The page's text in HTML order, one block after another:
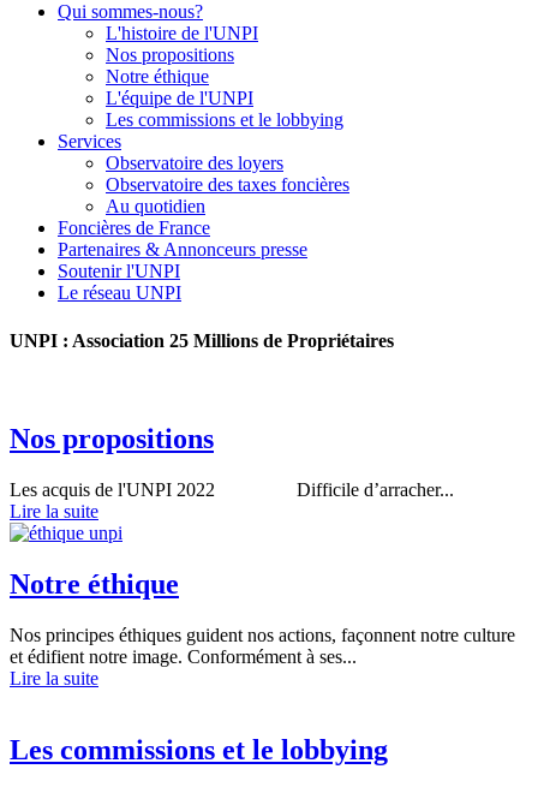
Qui sommes-nous?
L'histoire de l'UNPI
Nos propositions
Notre éthique
L'équipe de l'UNPI
Les commissions et le lobbying
Services
Observatoire des loyers
Observatoire des taxes foncières
Au quotidien
Foncières de France
Partenaires & Annonceurs presse
Soutenir l'UNPI
Le réseau UNPI
UNPI : Association 25 Millions de Propriétaires
Nos propositions
Les acquis de l'UNPI 2022 Difficile d’arracher...
Lire la suite
Notre éthique
Nos principes éthiques guident nos actions, façonnent notre culture
et édifient notre image. Conformément à ses...
Lire la suite
Les commissions et le lobbying